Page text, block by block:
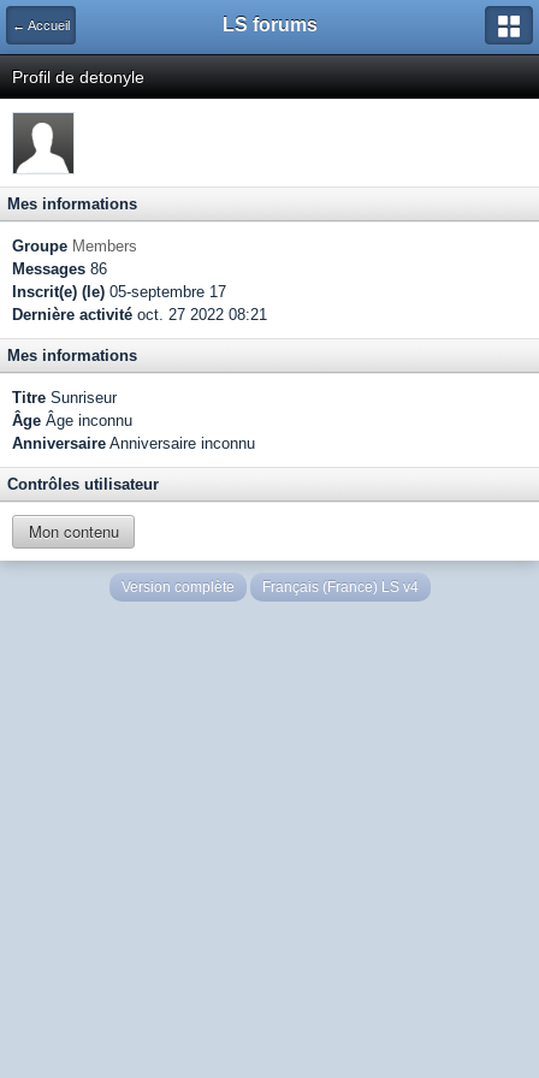
← Accueil LS forums
Profil de detonyle
Mes informations
Groupe Members
Messages 86
Inscrit(e) (le) 05-septembre 17
Dernière activité oct. 27 2022 08:21
Mes informations
Titre Sunriseur
Âge Âge inconnu
Anniversaire Anniversaire inconnu
Contrôles utilisateur
Mon contenu
Version complète Français (France) LS v4